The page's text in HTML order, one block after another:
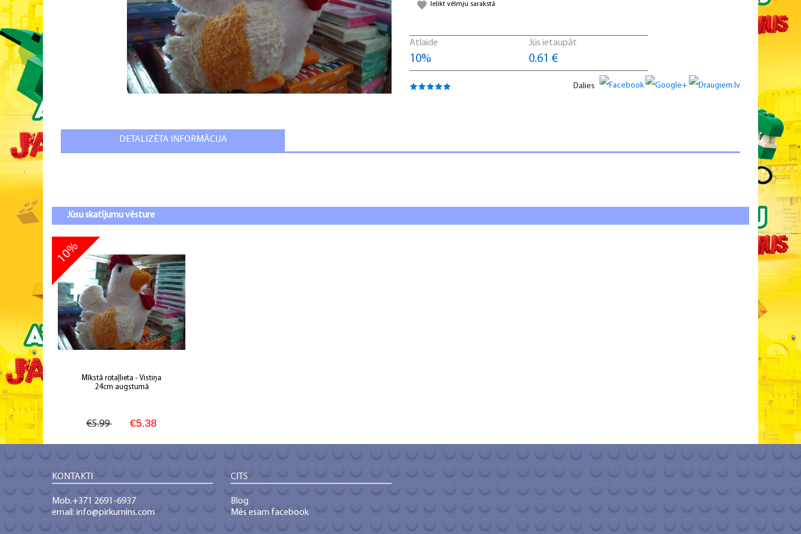
Ielikt vēlmju sarakstā
Atlaide
10%
Jūs ietaupāt
0.61 €
Dalies
DETALIZĒTA INFORMĀCIJA
Jūsu skatījumu vēsture
Mīkstā rotaļlieta - Vistiņa
24cm augstumā
10%
€5.99 €5.38
KONTAKTI
Mob.+371 2691-6937
email: info@pirkumins.com
CITS
Blog
Mēs esam facebook